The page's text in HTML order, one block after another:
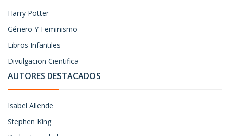
Harry Potter
Género Y Feminismo
Libros Infantiles
Divulgacion Cientifica
AUTORES DESTACADOS
Isabel Allende
Stephen King